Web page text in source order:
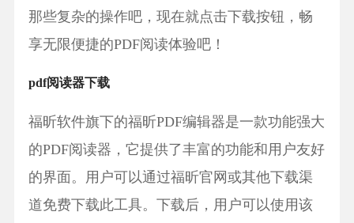
那些复杂的操作吧，现在就点击下载按钮，畅
享无限便捷的PDF阅读体验吧！
pdf阅读器下载
福昕软件旗下的福昕PDF编辑器是一款功能强大
的PDF阅读器，它提供了丰富的功能和用户友好
的界面。用户可以通过福昕官网或其他下载渠
道免费下载此工具。下载后，用户可以使用该